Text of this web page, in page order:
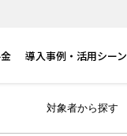
導入事例・活用シーン
対象者から探す